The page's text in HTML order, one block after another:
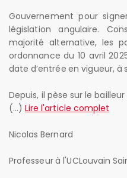
Gouvernement pour
législation angulaire.
majorité alternative, les
ordonnance du 10 avril
date d’entrée en vigueur, à
Depuis, il pèse sur le
(...)Lire l'article complet
Nicolas Bernard
Professeur à l'UCLouvain